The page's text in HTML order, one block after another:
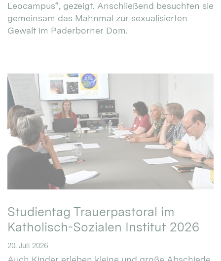
Leocampus“, gezeigt. Anschließend besuchten sie
gemeinsam das Mahnmal zur sexualisierten
Gewalt im Paderborner Dom.
Studientag Trauerpastoral im
Katholisch-Sozialen Institut 2026
20. Juli 2026